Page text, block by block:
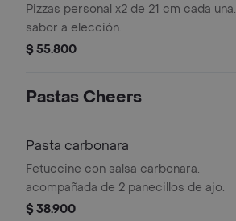
Pizzas personal x2 de 21 cm cada una.
sabor a elección.
$ 55.800
Pastas Cheers
Pasta carbonara
Fetuccine con salsa carbonara.
acompañada de 2 panecillos de ajo.
$ 38.900